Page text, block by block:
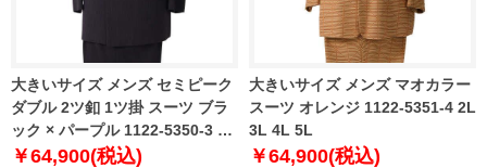
大きいサイズ メンズ セミピーク
ダブル 2ツ釦 1ツ掛 スーツ ブラ
ック × パープル 1122-5350-3 2L
3L 4L
￥64,900(税込)
大きいサイズ メンズ マオカラー
スーツ オレンジ 1122-5351-4 2L
3L 4L 5L
￥64,900(税込)